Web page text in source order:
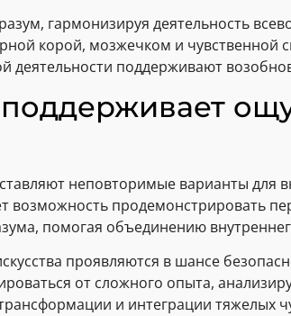
гармонизируя деятельность
корой, мозжечком и чувственной
деятельности поддерживают
неповторимые варианты для
продемонстрировать
помогая объединению
проявляются в шансе
от сложного опыта,
и интеграции тяжелых